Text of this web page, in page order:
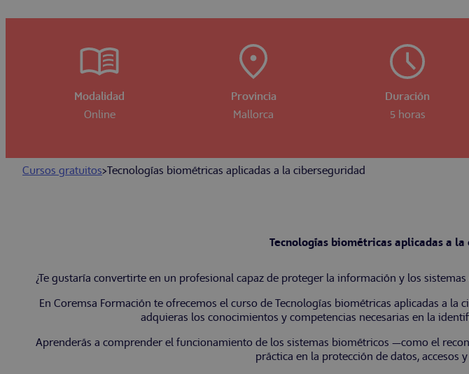
Modalidad
Online
Provincia
Mallorca
Duración
5 horas
Cursos gratuitos>Tecnologías biométricas aplicadas a la ciberseguridad
Tecnologías biométricas aplicadas a
¿Te gustaría convertirte en un profesional capaz de proteger la información y los
En Coremsa Formación te ofrecemos el curso de Tecnologías biométricas aplicadas a
adquieras los conocimientos y competencias necesarias en la
Aprenderás a comprender el funcionamiento de los sistemas biométricos —como el
práctica en la protección de datos, accesos